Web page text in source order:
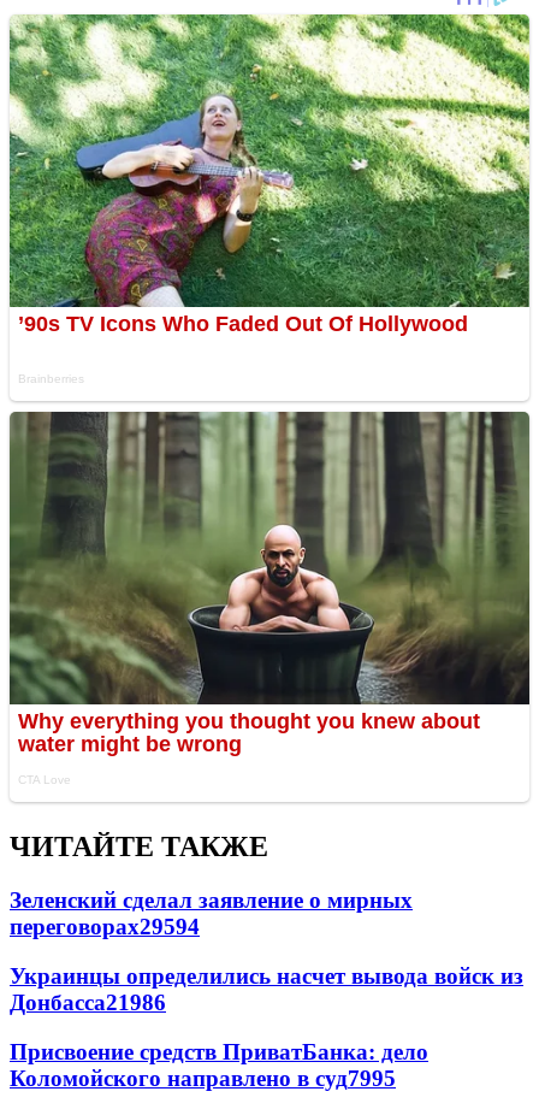
ЧИТАЙТЕ ТАКЖЕ
Зеленский сделал заявление о мирных
переговорах29594
Украинцы определились насчет вывода войск из
Донбасса21986
Присвоение средств ПриватБанка: дело
Коломойского направлено в суд7995